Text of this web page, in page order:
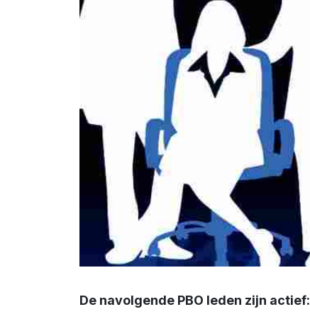
De navolgende PBO leden zijn actief: